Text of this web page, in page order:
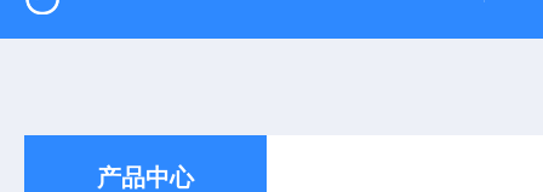
产品中心